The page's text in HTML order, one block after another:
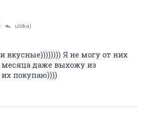
ulitka)
вкусные)))))))) Я не могу от них
месяца даже выхожу из
покупаю))))